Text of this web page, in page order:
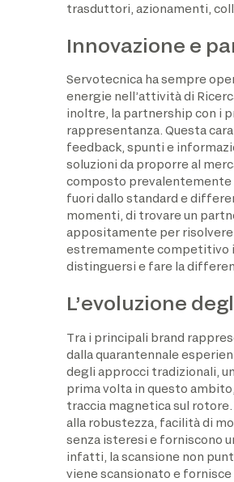
trasduttori, azionamenti,
Innovazione e
Servotecnica ha sempre
energie nell’attività di
inoltre, la partnership con i
rappresentanza. Questa
feedback, spunti e
soluzioni da proporre al
composto prevalentemente
fuori dallo standard e
momenti, di trovare un
appositamente per
estremamente competitivo
distinguersi e fare la
L’evoluzione
Tra i principali brand
dalla quarantennale
degli approcci tradizionali,
prima volta in questo
traccia magnetica sul
alla robustezza, facilità di
senza isteresi e forniscono
infatti, la scansione non
viene scansionato e fornisce